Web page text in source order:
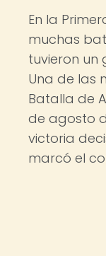
En la
muchas
tuvieron un
Una de las
Batalla de
de agosto
victoria
marcó el